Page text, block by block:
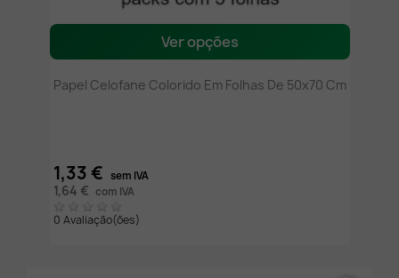
Ver opções
Papel Celofane Colorido Em Folhas De 50x70 Cm
1,33 € sem IVA
1,64 € com IVA
0 Avaliação(ões)